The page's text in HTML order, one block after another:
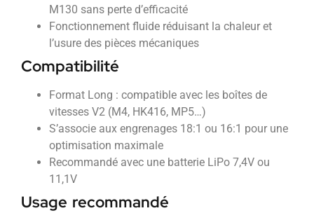
M130 sans perte d’efficacité
Fonctionnement fluide réduisant la chaleur et
l’usure des pièces mécaniques
Compatibilité
Format Long : compatible avec les boîtes de
vitesses V2 (M4, HK416, MP5…)
S’associe aux engrenages 18:1 ou 16:1 pour une
optimisation maximale
Recommandé avec une batterie LiPo 7,4V ou
11,1V
Usage recommandé